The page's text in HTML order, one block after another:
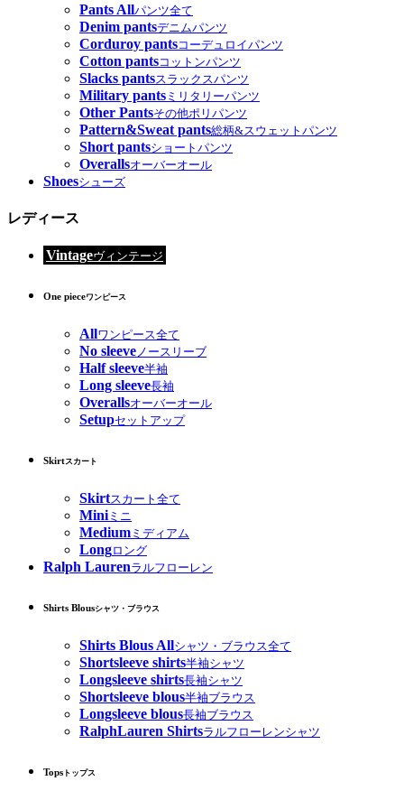
Pants Allパンツ全て
Denim pantsデニムパンツ
Corduroy pantsコーデュロイパンツ
Cotton pantsコットンパンツ
Slacks pantsスラックスパンツ
Military pants ミリタリーパンツ
Other Pantsその他ポリパンツ
Pattern&Sweat pants総柄&スウェットパンツ
Short pantsショートパンツ
Overallsオーバーオール
Shoesシューズ
レディース
Vintageヴィンテージ
One pieceワンピース
Allワンピース全て
No sleeveノースリーブ
Half sleeve半袖
Long sleeve長袖
Overallsオーバーオール
Setupセットアップ
Skirtスカート
Skirtスカート全て
Miniミニ
Medium ミディアム
Longロング
Ralph Laurenラルフローレン
Shirts Blousシャツ・ブラウス
Shirts Blous Allシャツ・ブラウス全て
Shortsleeve shirts半袖シャツ
Longsleeve shirts長袖シャツ
Shortsleeve blous半袖ブラウス
Longsleeve blous長袖ブラウス
RalphLauren Shirtsラルフローレンシャツ
Tops トップス